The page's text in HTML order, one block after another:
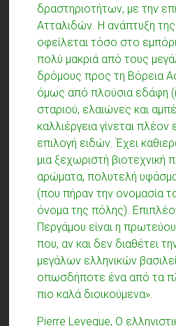
δραστηριοτήτων, με την
Ατταλιδών. Η ανάπτυξη
οφείλεται τόσο στο
πολύ μακριά από τους
δρόμους προς τη Βόρεια
όμως από πλούσια εδάφη
σταριού, ελαιώνες και
καλλιέργεια γίνεται πλέον
επιλογή ειδών. Έχει
μια ξεχωριστή βιοτεχνική
αρώματα, πολυτελή
(που πήραν την ονομασία
όνομα της πόλης).
Περγάμου είναι η
που, αν και δεν διαθέτει
μεγάλων ελληνικών
οπωσδήποτε ένα από τα
πιο καλά διοικούμενα».
Pierre Leveque, Ο